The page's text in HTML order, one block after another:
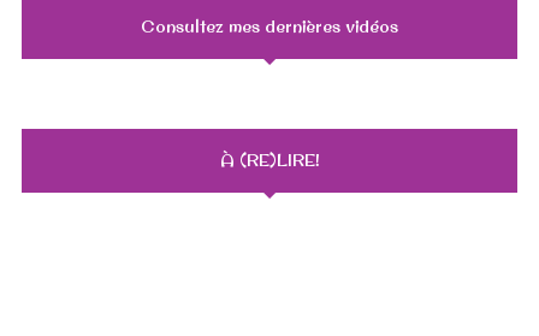
Consultez mes dernières vidéos
À (RE)LIRE!